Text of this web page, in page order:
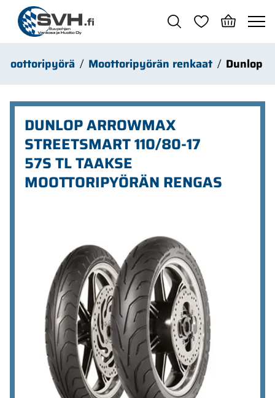
Siirry pääsisältöön
Moottoripyörä Moottoripyörän renkaat Dunlop
DUNLOP ARROWMAX
STREETSMART 110/80-17
57S TL TAAKSE
MOOTTORIPYÖRÄN RENGAS